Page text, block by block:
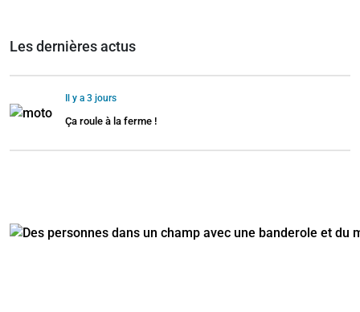
Les dernières actus
Il y a 3 jours
Ça roule à la ferme !